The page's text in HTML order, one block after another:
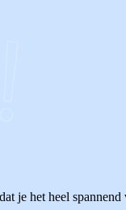
je het heel